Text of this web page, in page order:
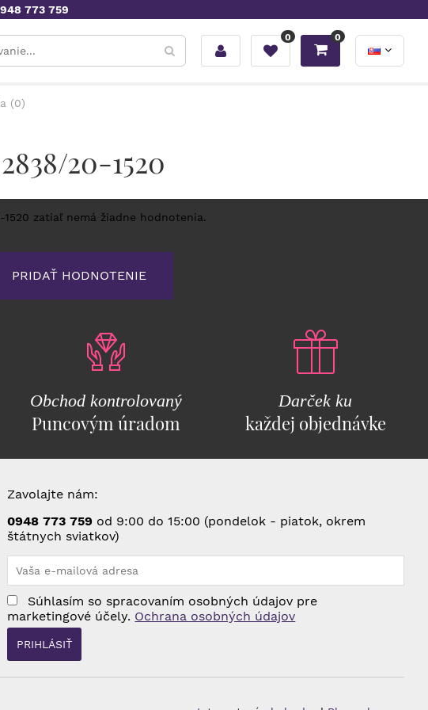
773 759
0 0
(0)
20-1520
1520 zatiaľ nemá žiadne hodnotenia.
PRIDAŤ HODNOTENIE
Obchod kontrolovaný
Puncovým úradom
Darček ku
každej objednávke
Zavolajte nám:
0948 773 759 od 9:00 do 15:00 (pondelok - piatok, okrem
štátnych sviatkov)
Súhlasím so spracovaním osobných údajov pre
marketingové účely. Ochrana osobných údajov